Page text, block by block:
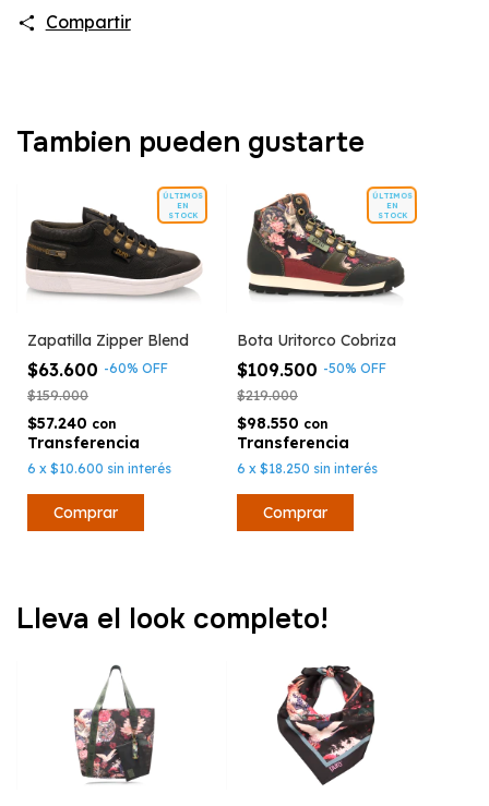
Compartir
Tambien pueden gustarte
ÚLTIMOS
EN
STOCK
Zapatilla Zipper Blend
$63.600 -60% OFF
$159.000
$57.240 con
6 x $10.600 sin interés
Comprar
ÚLTIMOS
EN
STOCK
Bota Uritorco Cobriza
$109.500 -50%OFF
$219.000
$98.550 con
6 x$18.250 sin interés
Comprar
Lleva el look completo!